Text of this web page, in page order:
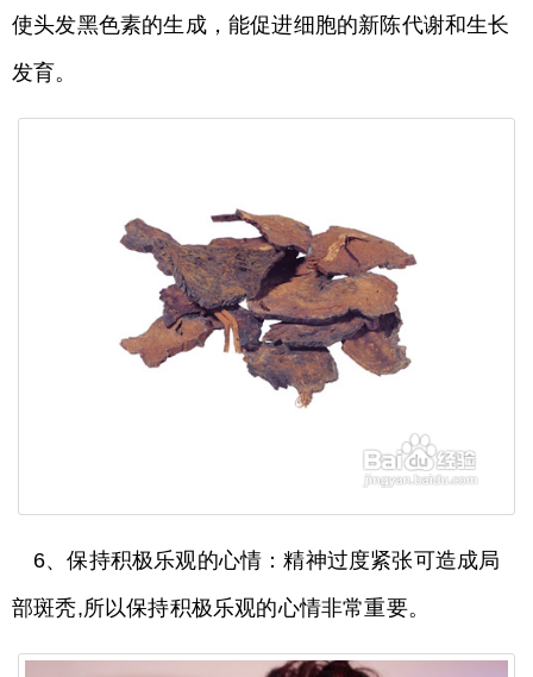
使头发黑色素的生成，能促进细胞的新陈代谢和生长
发育。
6、保持积极乐观的心情：精神过度紧张可造成局
部斑秃,所以保持积极乐观的心情非常重要。